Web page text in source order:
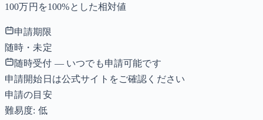
100万円を100%とした相対値
申請期限
随時・未定
随時受付 — いつでも申請可能です
申請開始日は公式サイトをご確認ください
申請の目安
難易度: 低